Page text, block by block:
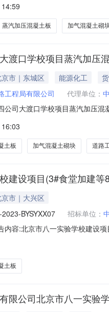
在接此通知后，按照招标文件要
蒸汽加压混凝土板 加气混凝土砌
渡口学校项目蒸汽加压
市｜东城区 能源化工
工程局有限公司 代理单位：
公司大渡口学校项目蒸汽加压
侧道路工程EPC总承包项目经理
中
土板 加气混凝土砌块 道路
建设项目(3#食堂加建
市｜大兴区
BYSYXX07 招标单位：
内容:北京市八一实验学校建设
已于2023-08-1010:00:00，
土板
限公司北京市八一实验